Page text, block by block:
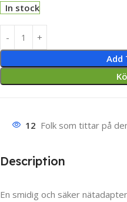
In stock
Add
12 Folk som tittar på
Description
En smidig och säker